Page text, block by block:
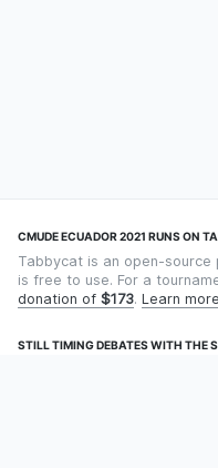
CMUDE ECUADOR 2021 RUNS ON
Tabbycat is an open-
is free to use. For a
donation of $173. Learn
STILL TIMING DEBATES WITH THE